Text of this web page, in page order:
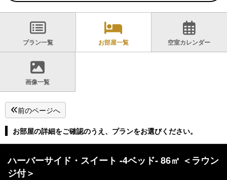
プラン一覧 お部屋一覧 空室カレンダー
画像一覧
前のページへ
お部屋の詳細をご確認のうえ、プランをお選びください。
ハーバーサイド・スイート -4ベッド- 86㎡ ＜ラウン
ジ付＞